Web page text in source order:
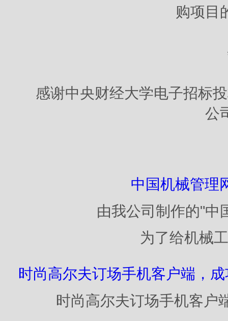
购项目
感谢中央财经大学电子招标投
公
中国机械管理
由我公司制作的"中
为了给机械工
时尚高尔夫订场手机客户端，
时尚高尔夫订场手机客户